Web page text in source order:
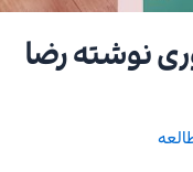
نوشته رضا